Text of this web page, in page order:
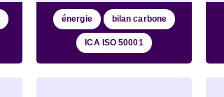
énergie bilan carbone
ICA ISO 50001